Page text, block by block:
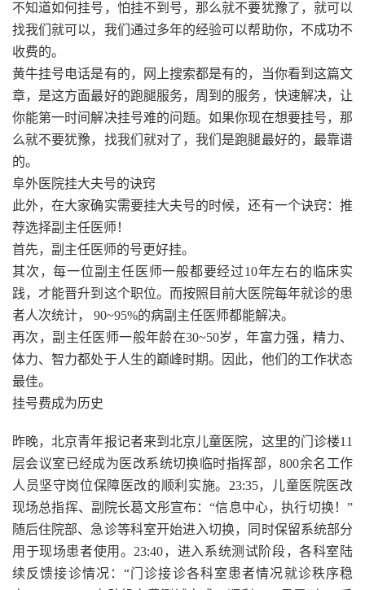
不知道如何挂号，怕挂不到号，那么就不要犹豫了，就可以
找我们就可以，我们通过多年的经验可以帮助你，不成功不
收费的。
黄牛挂号电话是有的，网上搜索都是有的，当你看到这篇文
章，是这方面最好的跑腿服务，周到的服务，快速解决，让
你能第一时间解决挂号难的问题。如果你现在想要挂号，那
么就不要犹豫，找我们就对了，我们是跑腿最好的，最靠谱
的。
阜外医院挂大夫号的诀窍
此外，在大家确实需要挂大夫号的时候，还有一个诀窍：推
荐选择副主任医师！
首先，副主任医师的号更好挂。
其次，每一位副主任医师一般都要经过10年左右的临床实
践，才能晋升到这个职位。而按照目前大医院每年就诊的患
者人次统计， 90~95%的病副主任医师都能解决。
再次，副主任医师一般年龄在30~50岁，年富力强，精力、
体力、智力都处于人生的巅峰时期。因此，他们的工作状态
最佳。
挂号费成为历史
昨晚，北京青年报记者来到北京儿童医院，这里的门诊楼11
层会议室已经成为医改系统切换临时指挥部，800余名工作
人员坚守岗位保障医改的顺利实施。23:35，儿童医院医改
现场总指挥、副院长葛文彤宣布：“信息中心，执行切换！”
随后住院部、急诊等科室开始进入切换，同时保留系统部分
用于现场患者使用。23:40，进入系统测试阶段，各科室陆
续反馈接诊情况：“门诊接诊各科室患者情况就诊秩序稳